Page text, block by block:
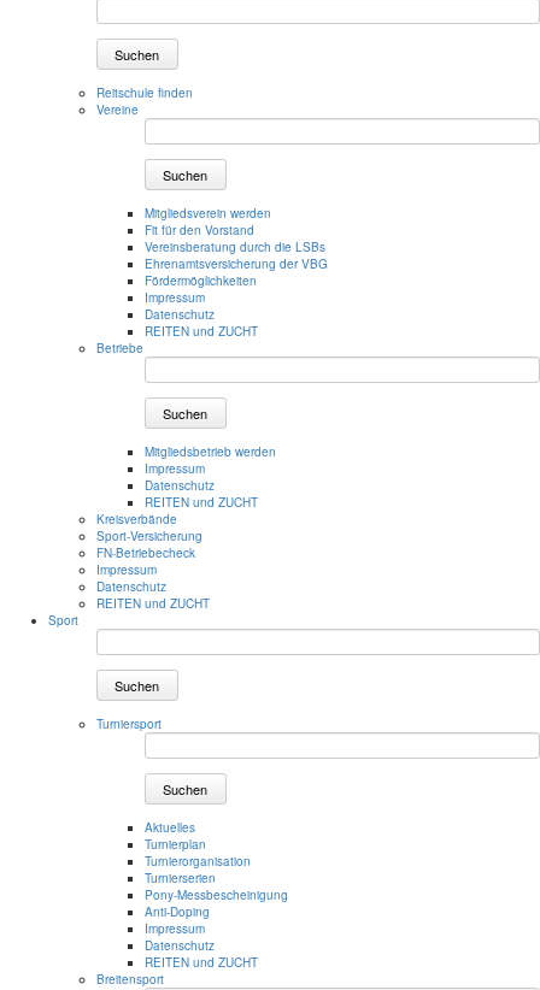
Suchen
Reitschule finden
Vereine
Suchen
Mitgliedsverein werden
Fit für den Vorstand
Vereinsberatung durch die LSBs
Ehrenamtsversicherung der VBG
Fördermöglichkeiten
Impressum
Datenschutz
REITEN und ZUCHT
Betriebe
Suchen
Mitgliedsbetrieb werden
Impressum
Datenschutz
REITEN und ZUCHT
Kreisverbände
Sport-Versicherung
FN-Betriebecheck
Impressum
Datenschutz
REITEN und ZUCHT
Sport
Suchen
Turniersport
Suchen
Aktuelles
Turnierplan
Turnierorganisation
Turnierserien
Pony-Messbescheinigung
Anti-Doping
Impressum
Datenschutz
REITEN und ZUCHT
Breitensport